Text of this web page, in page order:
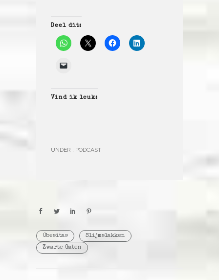
Deel dit:
Vind ik leuk:
UNDER : PODCAST
Obesitas
Slijmslakken
Zwarte Gaten